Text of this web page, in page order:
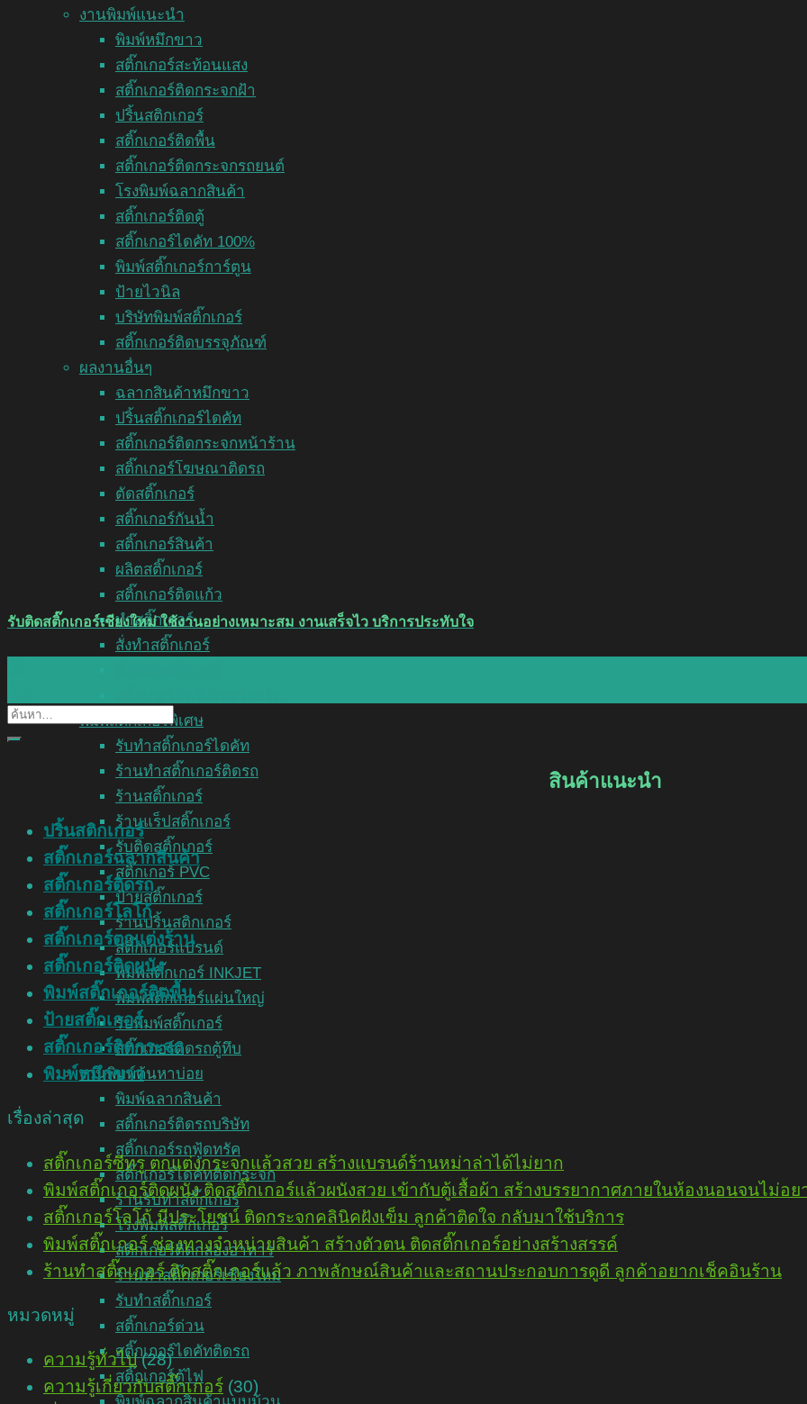
งานพิมพ์แนะนำ
พิมพ์หมึกขาว
สติ๊กเกอร์สะท้อนแสง
สติ๊กเกอร์ติดกระจกฝ้า
ปริ้นสติกเกอร์
สติ๊กเกอร์ติดพื้น
สติ๊กเกอร์ติดกระจกรถยนต์
โรงพิมพ์ฉลากสินค้า
สติ๊กเกอร์ติดตู้
สติ๊กเกอร์ไดคัท 100%
พิมพ์สติ๊กเกอร์การ์ตูน
ป้ายไวนิล
บริษัทพิมพ์สติ๊กเกอร์
สติ๊กเกอร์ติดบรรจุภัณฑ์
ผลงานอื่นๆ
ฉลากสินค้าหมึกขาว
ปริ้นสติ๊กเกอร์ไดคัท
สติ๊กเกอร์ติดกระจกหน้าร้าน
สติ๊กเกอร์โฆษณาติดรถ
ตัดสติ๊กเกอร์
สติ๊กเกอร์กันน้ำ
สติ๊กเกอร์สินค้า
ผลิตสติ๊กเกอร์
สติ๊กเกอร์ติดแก้ว
ทำสติ๊กเกอร์
สั่งทำสติ๊กเกอร์
พิมพ์สติ๊กเกอร์พิเศษ
รับทำสติ๊กเกอร์ไดคัท
ร้านทำสติ๊กเกอร์ติดรถ
ร้านสติ๊กเกอร์
ร้านแร็ปสติ๊กเกอร์
รับติดสติ๊กเกอร์
สติ๊กเกอร์ PVC
ป้ายสติ๊กเกอร์
ร้านปริ้นสติกเกอร์
สติ๊กเกอร์แบรนด์
พิมพ์สติ๊กเกอร์ INKJET
พิมพ์สติ๊กเกอร์แผ่นใหญ่
รับพิมพ์สติ๊กเกอร์
สติ๊กเกอร์ติดรถตู้ทึบ
งานพิมพ์ค้นหาบ่อย
พิมพ์ฉลากสินค้า
สติ๊กเกอร์ติดรถบริษัท
สติ๊กเกอร์รถฟู้ดทรัค
สติ๊กเกอร์ไดคัทติดกระจก
ร้านรับทำสติ๊กเกอร์
โรงพิมพ์สติ๊กเกอร์
สติกเกอร์ติดกล่องอาหาร
ร้านทำสติ๊กเกอร์เชียงใหม่
รับทำสติ๊กเกอร์
สติ๊กเกอร์ด่วน
สติ๊กเกอร์ไดคัทติดรถ
สติ๊กเกอร์ตู้ไฟ
รับติดสติ๊กเกอร์เชียงใหม่ ใช้งานอย่างเหมาะสม งานเสร็จไว บริการประทับใจ
สินค้าแนะนำ
ปริ้นสติกเกอร์
สติ๊กเกอร์ฉลากสินค้า
สติ๊กเกอร์ติดรถ
สติ๊กเกอร์โลโก้
สติ๊กเกอร์ตกแต่งร้าน
สติ๊กเกอร์ติดผนัง
พิมพ์สติ๊กเกอร์ติดพื้น
ป้ายสติ๊กเกอร์
สติ๊กเกอร์ติดกระจก
พิมพ์หมึกขาว
เรื่องล่าสุด
สติ๊กเกอร์ซีทรู ตกแต่งกระจกแล้วสวย สร้างแบรนด์ร้านหม่าล่าได้ไม่ยาก
พิมพ์สติ๊กเกอร์ติดผนัง ติดสติ๊กเกอร์แล้วผนังสวย เข้ากับตู้เสื้อผ้า สร้างบรรยากาศภายในห้องนอนจนไม่อ
สติ๊กเกอร์โลโก้ มีประโยชน์ ติดกระจกคลินิคฝังเข็ม ลูกค้าติดใจ กลับมาใช้บริการ
พิมพ์สติ๊กเกอร์ ช่องทางจำหน่ายสินค้า สร้างตัวตน ติดสติ๊กเกอร์อย่างสร้างสรรค์
ร้านทำสติ๊กเกอร์ ติดสติ๊กเกอร์แล้ว ภาพลักษณ์สินค้าและสถานประกอบการดูดี ลูกค้าอยากเช็คอินร้าน
หมวดหมู่
ความรู้ทั่วไป(28)
ความรู้เกี่ยวกับสติ๊กเกอร์ (30)